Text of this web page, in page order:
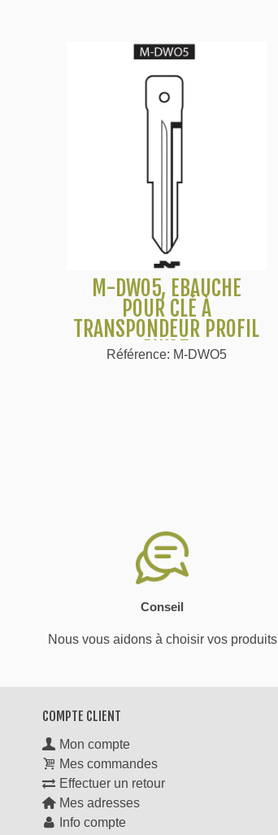
Voir plus
M-DWO5, EBAUCHE
POUR CLÉ À
TRANSPONDEUR PROFIL
DWO5
Référence: M-DWO5
Conseil
Nous vous aidons à choisir vos produits
COMPTE CLIENT
Mon compte
Mes commandes
Effectuer un retour
Mes adresses
Info compte